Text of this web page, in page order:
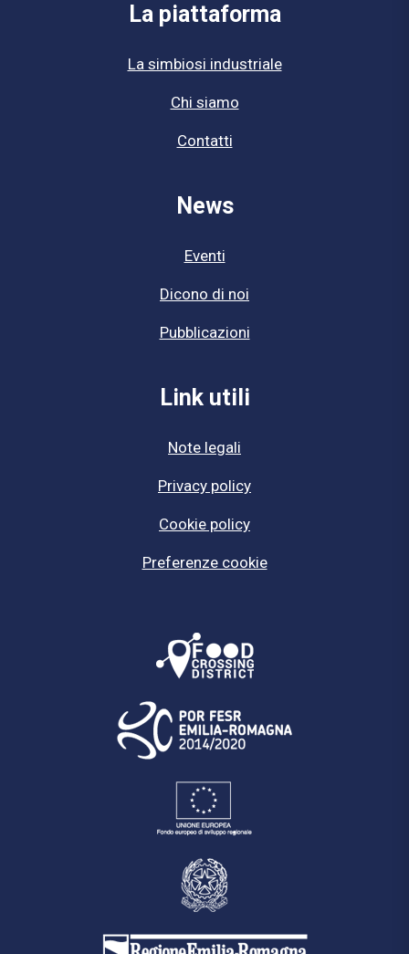
La piattaforma
La simbiosi industriale
Chi siamo
Contatti
News
Eventi
Dicono di noi
Pubblicazioni
Link utili
Note legali
Privacy policy
Cookie policy
Preferenze cookie